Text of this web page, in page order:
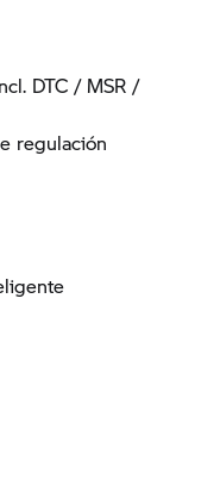
DTC / MSR /
regulación